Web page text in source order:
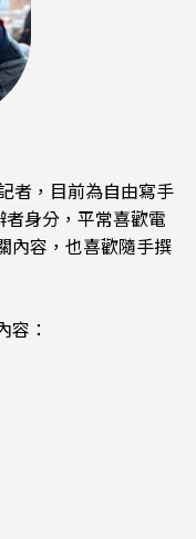
者，目前為自由寫手
身分，平常喜歡電
內容，也喜歡隨手撰
容：